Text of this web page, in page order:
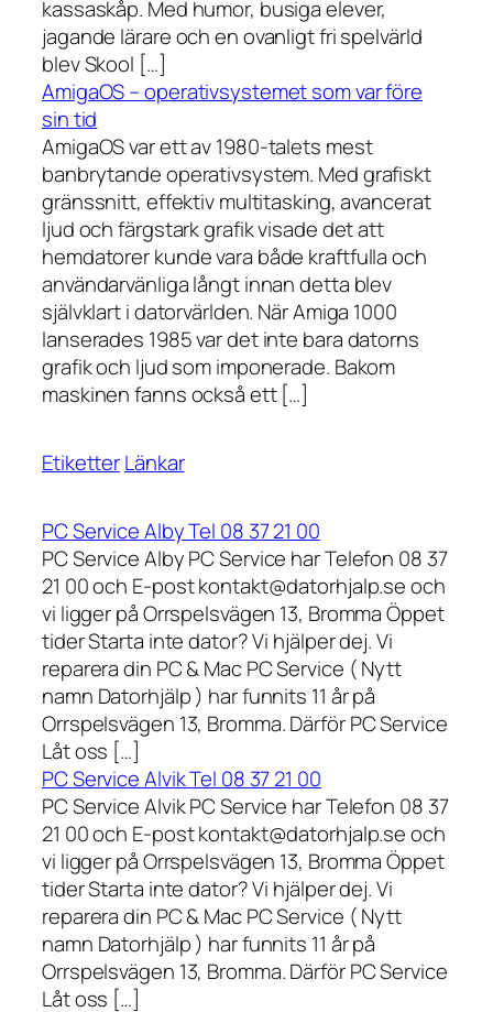
kassaskåp. Med humor, busiga elever,
jagande lärare och en ovanligt fri spelvärld
blev Skool […]
AmigaOS – operativsystemet som var före
sin tid
AmigaOS var ett av 1980-talets mest
banbrytande operativsystem. Med grafiskt
gränssnitt, effektiv multitasking, avancerat
ljud och färgstark grafik visade det att
hemdatorer kunde vara både kraftfulla och
användarvänliga långt innan detta blev
självklart i datorvärlden. När Amiga 1000
lanserades 1985 var det inte bara datorns
grafik och ljud som imponerade. Bakom
maskinen fanns också ett […]
EtiketterLänkar
PC Service Alby Tel 08 37 21 00
PC Service Alby PC Service har Telefon 08 37
21 00 och E-post kontakt@datorhjalp.se och
vi ligger på Orrspelsvägen 13, Bromma Öppet
tider Starta inte dator? Vi hjälper dej. Vi
reparera din PC & Mac PC Service ( Nytt
namn Datorhjälp ) har funnits 11 år på
Orrspelsvägen 13, Bromma. Därför PC Service
Låt oss […]
PC Service Alvik Tel 08 37 21 00
PC Service Alvik PC Service har Telefon 08 37
21 00 och E-post kontakt@datorhjalp.se och
vi ligger på Orrspelsvägen 13, Bromma Öppet
tider Starta inte dator? Vi hjälper dej. Vi
reparera din PC & Mac PC Service ( Nytt
namn Datorhjälp ) har funnits 11 år på
Orrspelsvägen 13, Bromma. Därför PC Service
Låt oss […]